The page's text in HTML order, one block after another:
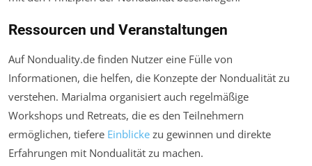
Ressourcen und Veranstaltungen
Auf Nonduality.de finden Nutzer eine Fülle von
Informationen, die helfen, die Konzepte der Nondualität zu
verstehen. Marialma organisiert auch regelmäßige
Workshops und Retreats, die es den Teilnehmern
ermöglichen, tiefere Einblicke zu gewinnen und direkte
Erfahrungen mit Nondualität zu machen.